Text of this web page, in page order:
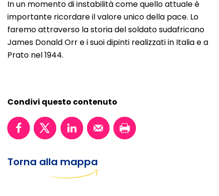
In un momento di instabilità come quello attuale è
importante ricordare il valore unico della pace. Lo
faremo attraverso la storia del soldato sudafricano
James Donald Orr e i suoi dipinti realizzati in Italia e a
Prato nel 1944.
Condivi questo contenuto
Torna alla mappa